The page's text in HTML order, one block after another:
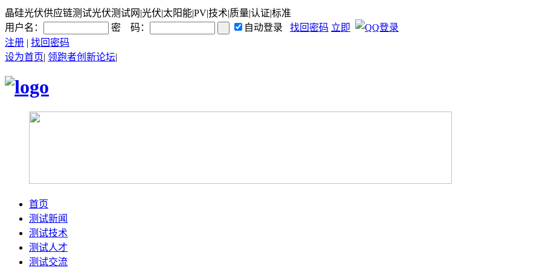
晶硅光伏供应链测试光伏测试网|光伏|太阳能|PV|技术|质量|认证|标准
用户名：
密 码： 自动登录 找回密码 立即
注册 | 找回密码
设为首页| 领跑者创新论坛|
首页
测试新闻
测试技术
测试人才
测试交流